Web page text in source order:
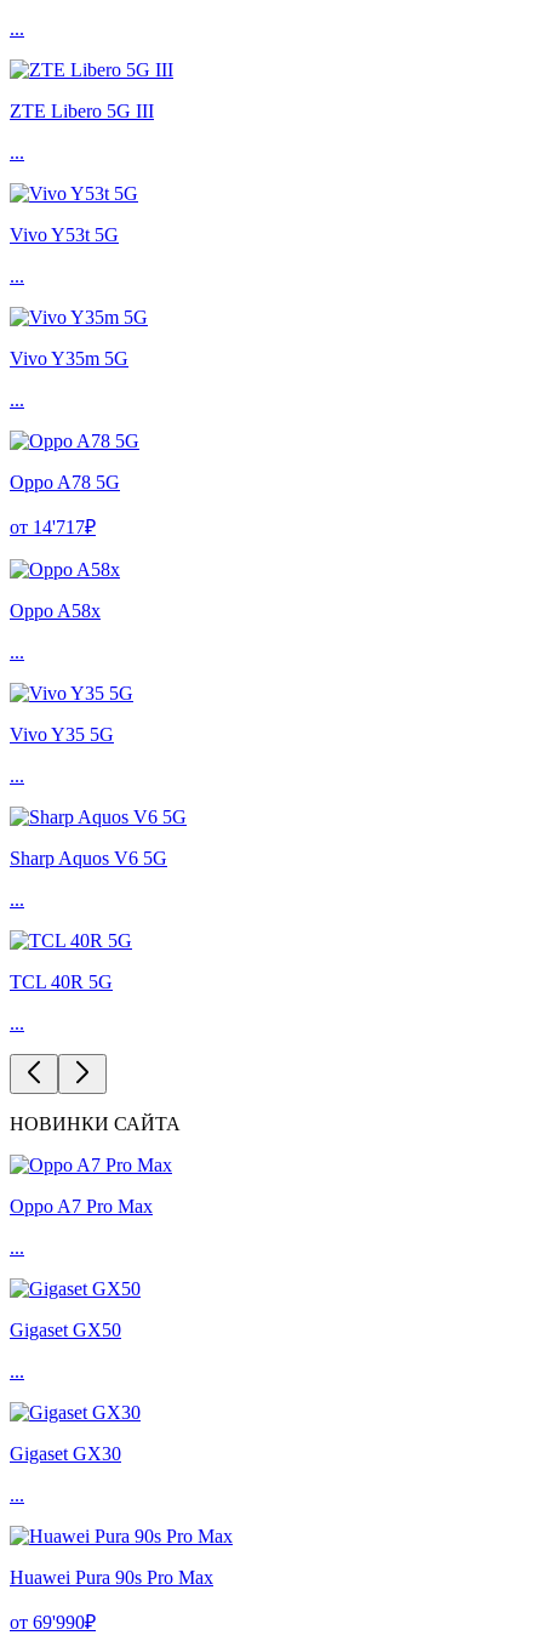
...
ZTE Libero 5G III
...
Vivo Y53t 5G
...
Vivo Y35m 5G
...
Oppo A78 5G
от 14'717₽
Oppo A58x
...
Vivo Y35 5G
...
Sharp Aquos V6 5G
...
TCL 40R 5G
...
НОВИНКИ САЙТА
Oppo A7 Pro Max
...
Gigaset GX50
...
Gigaset GX30
...
Huawei Pura 90s Pro Max
от 69'990₽